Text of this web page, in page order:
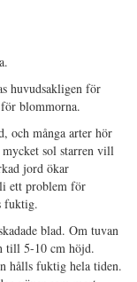
huvudsakligen för
blommorna.
och många arter hör
sol starren vill
jord ökar
ett problem för
fuktig.
blad. Om tuvan
till 5-10 cm höjd.
hålls fuktig hela tiden.